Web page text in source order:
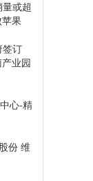
或超
果
签订
业园
心-精
份 维